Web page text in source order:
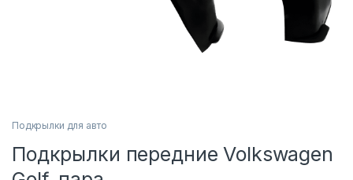
Подкрылки для авто
Подкрылки передние Volkswagen